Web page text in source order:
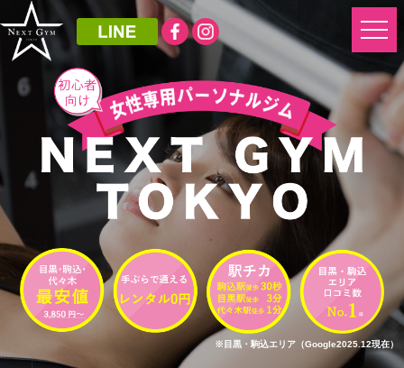
※目黒・駒込エリア（Google2025.12現在）